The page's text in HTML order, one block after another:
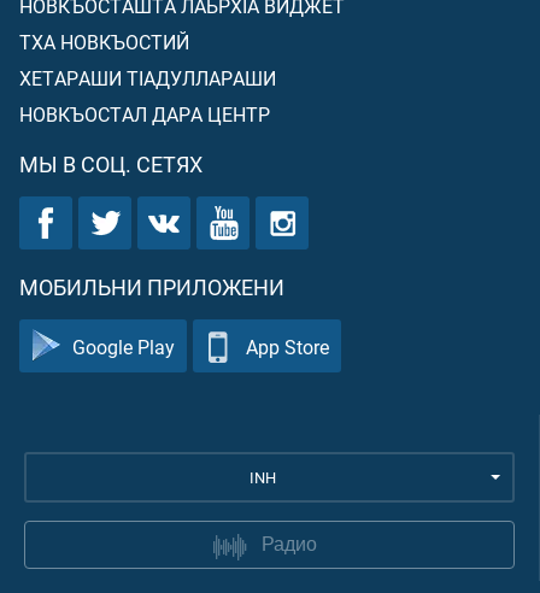
НОВКЪОСТАШТА ЛАЬРХIА ВИДЖЕТ
ТХА НОВКЪОСТИЙ
ХЕТАРАШИ ТIАДУЛЛАРАШИ
НОВКЪОСТАЛ ДАРА ЦЕНТР
МЫ В СОЦ. СЕТЯХ
МОБИЛЬНИ ПРИЛОЖЕНИ
Google Play App Store
INH
Радио